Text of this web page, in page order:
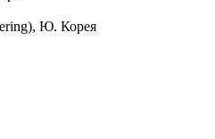
Ю. Корея